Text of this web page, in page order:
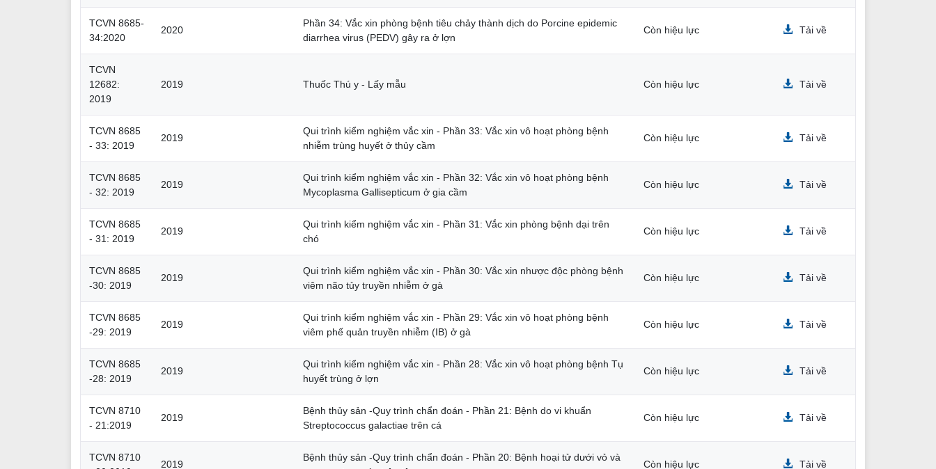
TCVN 8685-
34:2020
2020
Phần 34: Vắc xin phòng bệnh tiêu chảy thành dịch do Porcine epidemic
diarrhea virus (PEDV) gây ra ở lợn
Còn hiệu lực Tải về
TCVN
12682:
2019
2019 Thuốc Thú y - Lấy mẫu Còn hiệu lực Tải về
TCVN 8685
- 33: 2019
2019
Qui trình kiểm nghiệm vắc xin - Phần 33: Vắc xin vô hoạt phòng bệnh
nhiễm trùng huyết ở thủy cầm
Còn hiệu lực Tải về
TCVN 8685
- 32: 2019
2019
Qui trình kiểm nghiệm vắc xin - Phần 32: Vắc xin vô hoạt phòng bệnh
Mycoplasma Gallisepticum ở gia cầm
Còn hiệu lực Tải về
TCVN 8685
- 31: 2019
2019
Qui trình kiểm nghiệm vắc xin - Phần 31: Vắc xin phòng bệnh dại trên
chó
Còn hiệu lực Tải về
TCVN 8685
-30: 2019
2019
Qui trình kiểm nghiệm vắc xin - Phần 30: Vắc xin nhược độc phòng bệnh
viêm não tủy truyền nhiễm ở gà
Còn hiệu lực Tải về
TCVN 8685
-29: 2019
2019
Qui trình kiểm nghiệm vắc xin - Phần 29: Vắc xin vô hoạt phòng bệnh
viêm phế quản truyền nhiễm (IB) ở gà
Còn hiệu lực Tải về
TCVN 8685
-28: 2019
2019
Qui trình kiểm nghiệm vắc xin - Phần 28: Vắc xin vô hoạt phòng bệnh Tụ
huyết trùng ở lợn
Còn hiệu lực Tải về
TCVN 8710
- 21:2019
2019
Bệnh thủy sản -Quy trình chẩn đoán - Phần 21: Bệnh do vi khuẩn
Streptococcus galactiae trên cá
Còn hiệu lực Tải về
TCVN 8710
2019
Bệnh thủy sản -Quy trình chẩn đoán - Phần 20: Bệnh hoại tử dưới vỏ và
Còn hiệu lực Tải về